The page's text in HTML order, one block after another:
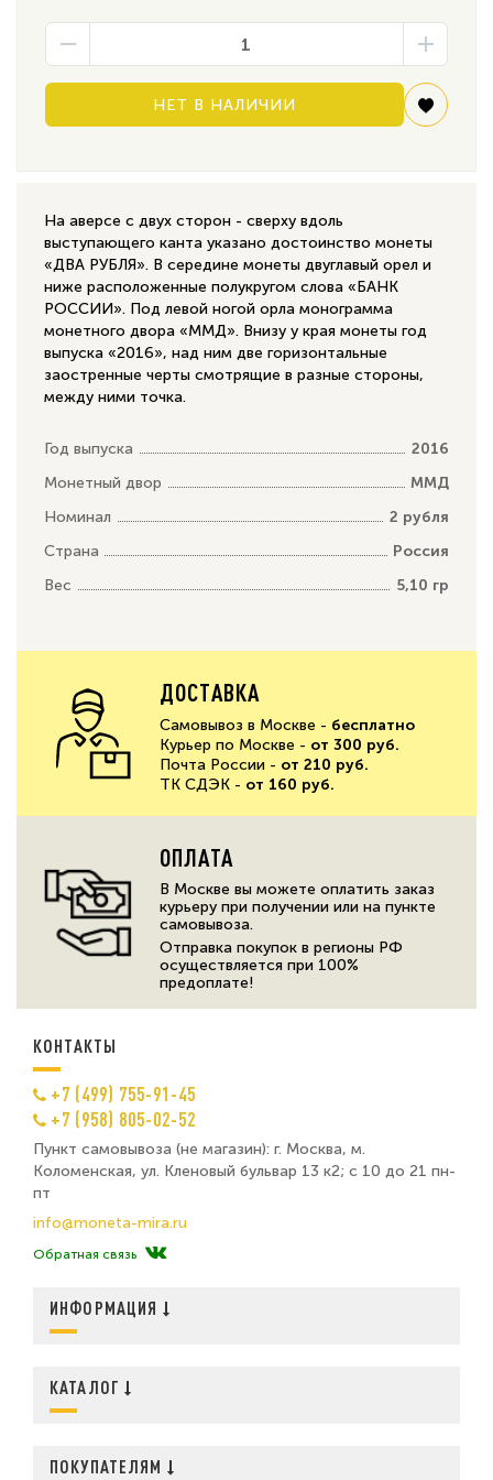
НЕТ В НАЛИЧИИ
На аверсе с двух сторон - сверху вдоль
выступающего канта указано достоинство монеты
«ДВА РУБЛЯ». В середине монеты двуглавый орел и
ниже расположенные полукругом слова «БАНК
РОССИИ». Под левой ногой орла монограмма
монетного двора «ММД». Внизу у края монеты год
выпуска «2016», над ним две горизонтальные
заостренные черты смотрящие в разные стороны,
между ними точка.
Год выпуска
2016
Монетный двор
ММД
Номинал
2 рубля
Страна
Россия
Вес
5,10 гр
ДОСТАВКА
Самовывоз в Москве - бесплатно
Курьер по Москве - от 300 руб.
Почта России - от 210 руб.
ТК СДЭК - от 160 руб.
ОПЛАТА
В Москве вы можете оплатить заказ
курьеру при получении или на пункте
самовывоза.
Отправка покупок в регионы РФ
осуществляется при 100%
предоплате!
КОНТАКТЫ
+7 (499) 755-91-45
+7 (958) 805-02-52
Пункт самовывоза (не магазин): г. Москва, м.
Коломенская, ул. Кленовый бульвар 13 к2; с 10 до 21 пн-
пт
info@moneta-mira.ru
Обратная связь
ИНФОРМАЦИЯ
КАТАЛОГ
ПОКУПАТЕЛЯМ